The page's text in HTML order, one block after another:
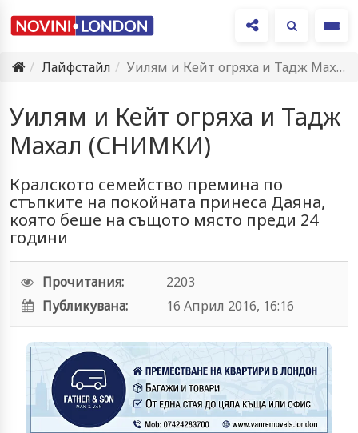
Лайфстайл
Уилям и Кейт огряха и Тадж Махал (СНИМКИ)
Уилям и Кейт огряха и Тадж
Махал (СНИМКИ)
Кралското семейство премина по
стъпките на покойната принеса Даяна,
която беше на същото място преди 24
години
Прочитания:
2203
Публикувана:
16 Април 2016, 16:16